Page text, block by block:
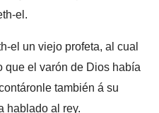
el.
el un viejo profeta, al cual
que el varón de Dios había
también á su
hablado al rey.